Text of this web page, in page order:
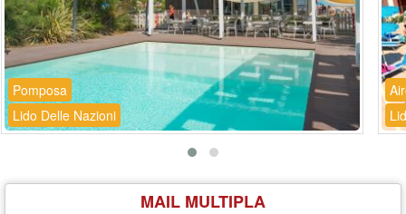
Pomposa
Lido Delle Nazioni
MAIL MULTIPLA